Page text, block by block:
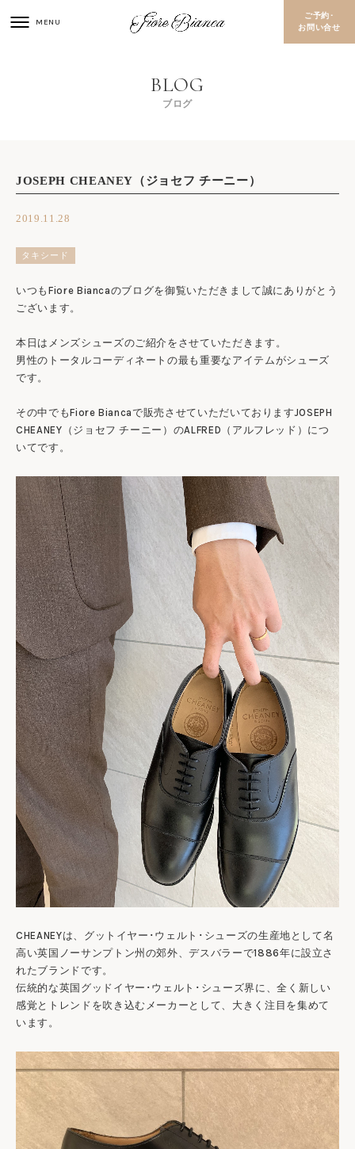
ご予約･
お問い合せ
ブログ
JOSEPH CHEANEY（ジョセフ チーニー）
2019.11.28
タキシード
いつもFiore Biancaのブログを御覧いただきまして誠にありがとう
ございます。
本日はメンズシューズのご紹介をさせていただきます。
男性のトータルコーディネートの最も重要なアイテムがシューズ
です。
その中でもFiore Biancaで販売させていただいておりますJOSEPH
CHEANEY（ジョセフ チーニー）のALFRED（アルフレッド）につ
いてです。
CHEANEYは、グットイヤー･ウェルト･シューズの生産地として名
高い英国ノーサンプトン州の郊外、デスバラーで1886年に設立さ
れたブランドです。
伝統的な英国グッドイヤー･ウェルト･シューズ界に、全く新しい
感覚とトレンドを吹き込むメーカーとして、大きく注目を集めて
います。